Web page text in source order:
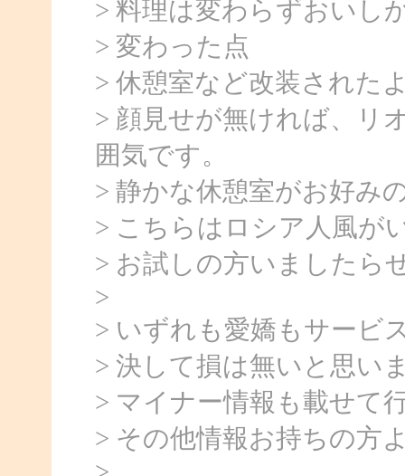
> 料理は変わらずおいし
> 変わった点
> 休憩室など改装された
> 顔見せが無ければ、リ
囲気です。
> 静かな休憩室がお好み
> こちらはロシア人風が
> お試しの方いましたら
>
> いずれも愛嬌もサービ
> 決して損は無いと思い
> マイナー情報も載せて
> その他情報お持ちの方